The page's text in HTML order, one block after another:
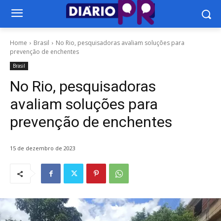
Home Brasil
No Rio, pesquisadoras avaliam soluções para
prevenção de enchentes
Brasil
No Rio, pesquisadoras
avaliam soluções para
prevenção de enchentes
15 de dezembro de 2023